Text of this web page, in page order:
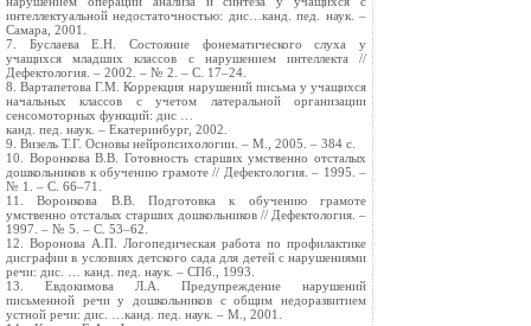
интеллектуальной недостаточностью: дис…канд. пед. наук. –
Самара, 2001.
7. Буслаева Е.Н. Состояние фонематического слуха у
учащихся младших классов с нарушением интеллекта //
Дефектология. – 2002. – № 2. – С. 17–24.
8. Вартапетова Г.М. Коррекция нарушений письма у учащихся
начальных классов с учетом латеральной организации
сенсомоторных функций: дис …
канд. пед. наук. – Екатеринбург, 2002.
9. Визель Т.Г. Основы нейропсихологии. – М., 2005. – 384 с.
10. Воронкова В.В. Готовность старших умственно отсталых
дошкольников к обучению грамоте // Дефектология. – 1995. –
№ 1. – С. 66–71.
11. Воронкова В.В. Подготовка к обучению грамоте
умственно отсталых старших дошкольников // Дефектология. –
1997. – № 5. – С. 53–62.
12. Воронова А.П. Логопедическая работа по профилактике
дисграфии в условиях детского сада для детей с нарушениями
речи: дис. … канд. пед. наук. – СПб., 1993.
13. Евдокимова Л.А. Предупреждение нарушений
письменной речи у дошкольников с общим недоразвитием
устной речи: дис. …канд. пед. наук. – М., 2001.